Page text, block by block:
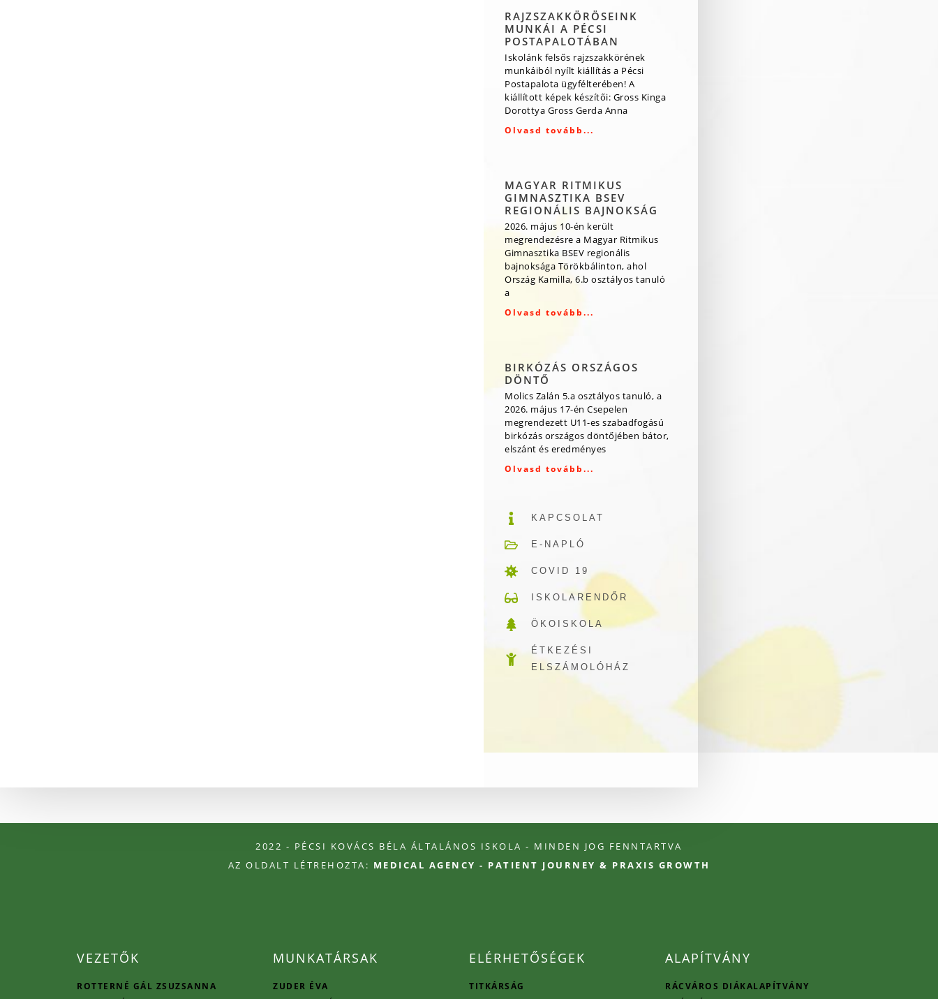
RAJZSZAKKÖRÖSEINK
MUNKÁI A PÉCSI
POSTAPALOTÁBAN
Iskolánk felsős rajzszakkörének
munkáiból nyílt kiállítás a Pécsi
Postapalota ügyfélterében! A
kiállított képek készítői: Gross Kinga
Dorottya Gross Gerda Anna
Olvasd tovább...
MAGYAR RITMIKUS
GIMNASZTIKA BSEV
REGIONÁLIS BAJNOKSÁG
2026. május 10-én került
megrendezésre a Magyar Ritmikus
Gimnasztika BSEV regionális
bajnoksága Törökbálinton, ahol
Ország Kamilla, 6.b osztályos tanuló
a
Olvasd tovább...
BIRKÓZÁS ORSZÁGOS
DÖNTŐ
Molics Zalán 5.a osztályos tanuló, a
2026. május 17-én Csepelen
megrendezett U11-es szabadfogású
birkózás országos döntőjében bátor,
elszánt és eredményes
Olvasd tovább...
KAPCSOLAT
E-NAPLÓ
COVID 19
ISKOLARENDŐR
ÖKOISKOLA
ÉTKEZÉSI
ELSZÁMOLÓHÁZ
2022 - PÉCSI KOVÁCS BÉLA ÁLTALÁNOS ISKOLA - MINDEN JOG FENNTARTVA
AZ OLDALT LÉTREHOZTA: MEDICAL AGENCY - PATIENT JOURNEY & PRAXIS GROWTH
VEZETŐK
ROTTERNÉ GÁL ZSUZSANNA
MUNKATÁRSAK
ZUDER ÉVA
ELÉRHETŐSÉGEK
TITKÁRSÁG
ALAPÍTVÁNY
RÁCVÁROS DIÁKALAPÍTVÁNY